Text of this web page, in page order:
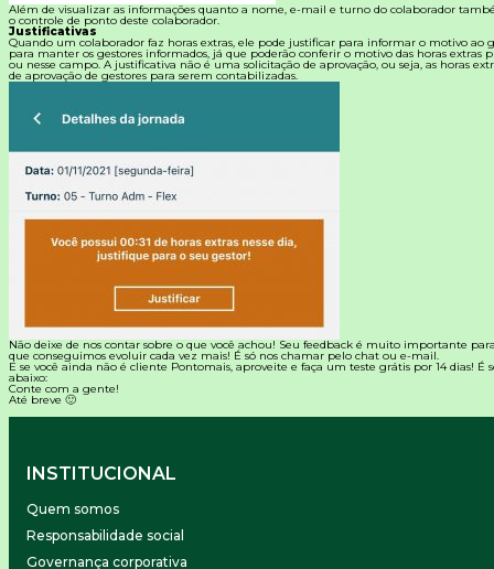
Além de visualizar as informações quanto a nome, e-mail e turno do colaborador
o controle de ponto deste colaborador.
Justificativas
Quando um colaborador faz horas extras, ele pode justificar para informar o motivo ao
para manter os gestores informados, já que poderão conferir o motivo das horas extras
ou nesse campo. A justificativa não é uma solicitação de aprovação, ou seja, as horas
de aprovação de gestores para serem contabilizadas.
Não deixe de nos contar sobre o que você achou! Seu feedback é muito importante
que conseguimos evoluir cada vez mais! É só nos chamar pelo chat ou e-mail.
E se você ainda não é cliente Pontomais, aproveite e faça um teste grátis por 14 dias! É
abaixo:
Conte com a gente!
Até breve 🙂
INSTITUCIONAL
Quem somos
Responsabilidade social
Governança corporativa